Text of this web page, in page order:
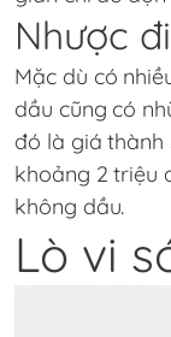
Nhược
Mặc dù có
dầu cũng có
đó là giá thành
khoảng 2 triệu
không dầu.
Lò vi